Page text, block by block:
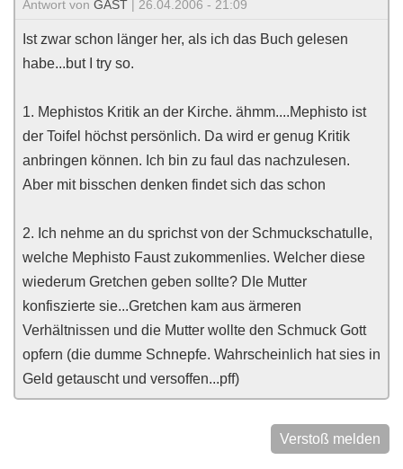
Antwort von GAST | 26.04.2006 - 21:09
Ist zwar schon länger her, als ich das Buch gelesen
habe...but I try so.
1. Mephistos Kritik an der Kirche. ähmm....Mephisto ist
der Toifel höchst persönlich. Da wird er genug Kritik
anbringen können. Ich bin zu faul das nachzulesen.
Aber mit bisschen denken findet sich das schon
2. Ich nehme an du sprichst von der Schmuckschatulle,
welche Mephisto Faust zukommenlies. Welcher diese
wiederum Gretchen geben sollte? DIe Mutter
konfiszierte sie...Gretchen kam aus ärmeren
Verhältnissen und die Mutter wollte den Schmuck Gott
opfern (die dumme Schnepfe. Wahrscheinlich hat sies in
Geld getauscht und versoffen...pff)
Verstoß melden